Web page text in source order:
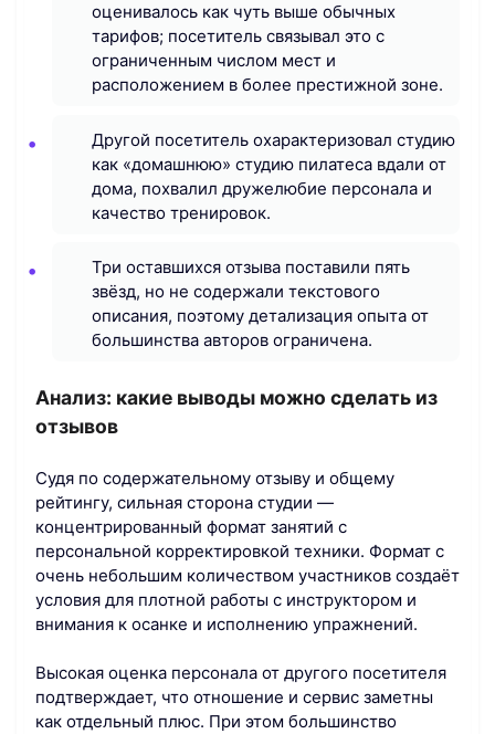
оценивалось как чуть выше обычных
тарифов; посетитель связывал это с
ограниченным числом мест и
расположением в более престижной зоне.
Другой посетитель охарактеризовал студию
как «домашнюю» студию пилатеса вдали от
дома, похвалил дружелюбие персонала и
качество тренировок.
Три оставшихся отзыва поставили пять
звёзд, но не содержали текстового
описания, поэтому детализация опыта от
большинства авторов ограничена.
Анализ: какие выводы можно сделать из
отзывов
Судя по содержательному отзыву и общему
рейтингу, сильная сторона студии —
концентрированный формат занятий с
персональной корректировкой техники. Формат с
очень небольшим количеством участников создаёт
условия для плотной работы с инструктором и
внимания к осанке и исполнению упражнений.
Высокая оценка персонала от другого посетителя
подтверждает, что отношение и сервис заметны
как отдельный плюс. При этом большинство